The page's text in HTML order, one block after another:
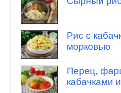
Рис с
морковью
Перец,
кабачками